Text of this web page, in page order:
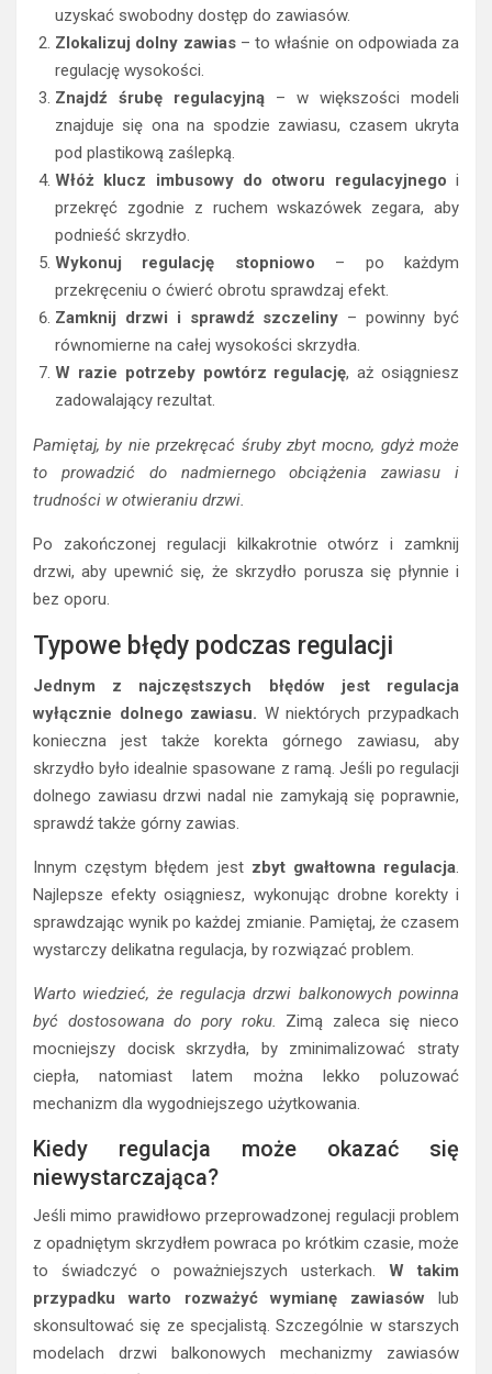
uzyskać swobodny dostęp do zawiasów.
Zlokalizuj dolny zawias– to właśnie on odpowiada za
regulację wysokości.
Znajdź śrubę regulacyjną – w większości modeli
znajduje się ona na spodzie zawiasu, czasem ukryta
pod plastikową zaślepką.
Włóż klucz imbusowy do otworu regulacyjnego i
przekręć zgodnie z ruchem wskazówek zegara, aby
podnieść skrzydło.
Wykonuj regulację stopniowo – po każdym
przekręceniu o ćwierć obrotu sprawdzaj efekt.
Zamknij drzwi i sprawdź szczeliny – powinny być
równomierne na całej wysokości skrzydła.
W razie potrzeby powtórz regulację, aż osiągniesz
zadowalający rezultat.
Pamiętaj, by nie przekręcać śruby zbyt mocno, gdyż może
to prowadzić do nadmiernego obciążenia zawiasu i
trudności w otwieraniu drzwi.
Po zakończonej regulacji kilkakrotnie otwórz i zamknij
drzwi, aby upewnić się, że skrzydło porusza się płynnie i
bez oporu.
Typowe błędy podczas regulacji
Jednym z najczęstszych błędów jest regulacja
wyłącznie dolnego zawiasu. W niektórych przypadkach
konieczna jest także korekta górnego zawiasu, aby
skrzydło było idealnie spasowane z ramą. Jeśli po regulacji
dolnego zawiasu drzwi nadal nie zamykają się poprawnie,
sprawdź także górny zawias.
Innym częstym błędem jest zbyt gwałtowna regulacja.
Najlepsze efekty osiągniesz, wykonując drobne korekty i
sprawdzając wynik po każdej zmianie. Pamiętaj, że czasem
wystarczy delikatna regulacja, by rozwiązać problem.
Warto wiedzieć, że regulacja drzwi balkonowych powinna
być dostosowana do pory roku. Zimą zaleca się nieco
mocniejszy docisk skrzydła, by zminimalizować straty
ciepła, natomiast latem można lekko poluzować
mechanizm dla wygodniejszego użytkowania.
Kiedy regulacja może okazać się
niewystarczająca?
Jeśli mimo prawidłowo przeprowadzonej regulacji problem
z opadniętym skrzydłem powraca po krótkim czasie, może
to świadczyć o poważniejszych usterkach. W takim
przypadku warto rozważyć wymianę zawiasów lub
skonsultować się ze specjalistą. Szczególnie w starszych
modelach drzwi balkonowych mechanizmy zawiasów